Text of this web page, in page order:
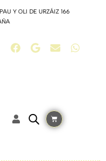
Y OLI DE URZÁIZ 166